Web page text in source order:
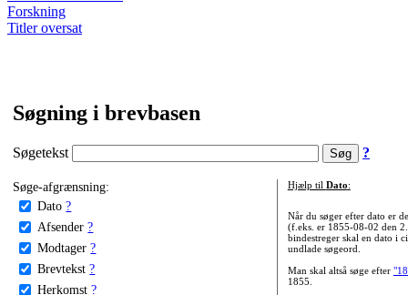
Forskning
Titler oversat
Søgning i brevbasen
Søgetekst ?
Søge-afgrænsning:
Dato ?
Afsender ?
Modtager ?
Brevtekst ?
Herkomst ?
Hjælp til Dato:
Når du søger efter dato er
(f.eks. er 1855-08-02 den
bindestreger skal en dato i
undlade søgeord.
Man skal altså søge efter
1855.